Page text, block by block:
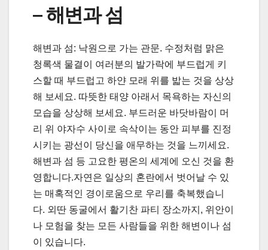
– 해변과 섬
해변과 섬: 낙원으로 가는 관문. 수정처럼 맑은
청록색 물결이 여러분의 발가락에 부드럽게 키
스할 때 부드럽고 하얀 모래 위를 밟는 것을 상상
해 보세요. 따뜻한 태양 아래서 목욕하는 자신의
모습을 상상해 보세요. 부드러운 바닷바람이 머
리 위 야자수 사이로 속삭이는 동안 피부를 진정
시키는 광선이 당신을 애무하는 것을 느끼세요.
해변과 섬 등 고요한 평온의 세계에 오신 것을 환
영합니다.자연은 일상의 혼란에서 벗어날 수 있
는 매혹적인 경이로움으로 우리를 축복했습니
다. 외딴 동굴에서 활기찬 파티 장소까지, 위안이
나 모험을 찾는 모든 사람들을 위한 해변이나 섬
이 있습니다.